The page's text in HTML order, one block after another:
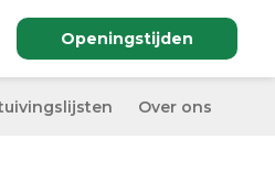
Openingstijden
Over ons